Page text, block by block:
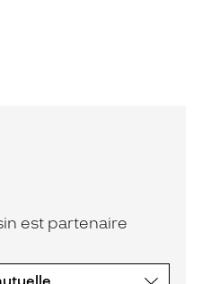
est partenaire